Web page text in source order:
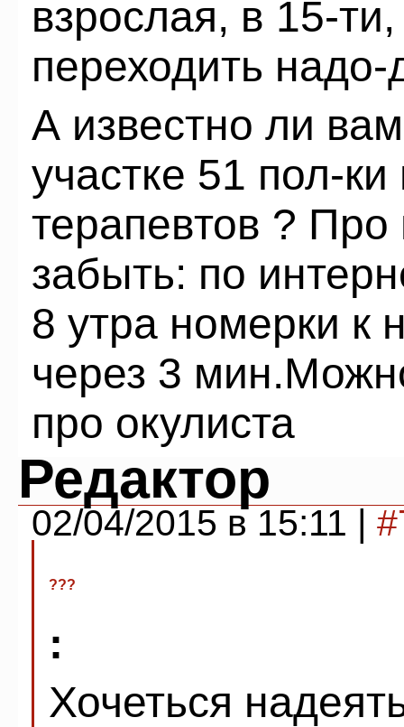
взрослая, в 15-
переходить надо-
А известно ли
участке 51 пол-
терапевтов ?
забыть: по
8 утра номерки к
через 3
про окулиста
Редактор
02/04/2015 в 15:11 |
???
:
Хочеться